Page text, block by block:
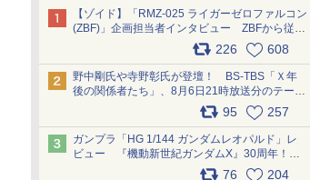
【ゾイド】「RMZ-025 ライガーゼロファルコン
(ZBF)」企画担当者インタビュー ZBFから従来
デザインまで再現可能なボリューム満点のキッ
ト pic.x.com/6zOqQAQKkX
226 608
野中剛氏や寺野彰氏が登壇！ BS-TBS「Ｘ年
後の関係者たち」、8月6日21時放送分のテーマ
は「超合金」！ pic.x.com/uWyt1uyuFm
95 257
ガンプラ「HG 1/144 ガンダムレオパルド」レ
ビュー 『機動新世紀ガンダムX』30周年！イ
ンナーアームガトリングの変形機構まで再現し
76 204